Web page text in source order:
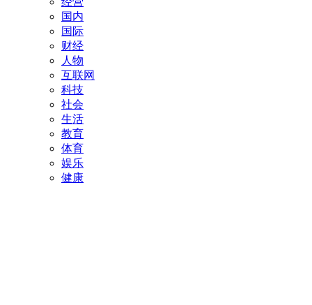
国内
国际
财经
人物
互联网
科技
社会
生活
教育
体育
娱乐
健康